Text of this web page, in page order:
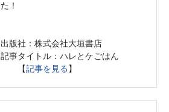
た！
出版社：株式会社大垣書店
記事タイトル：ハレとケごはん
【記事を見る 】